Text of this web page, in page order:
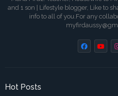
and 1 son | Lifestyle blogger, Like to
info to all of you.For any
Hot Posts